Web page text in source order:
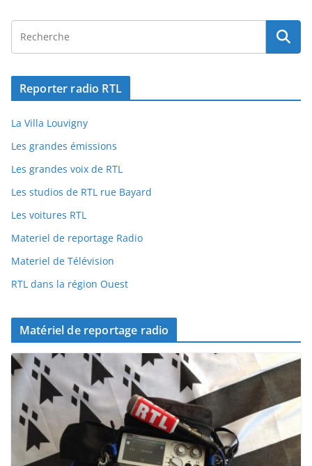
Reporter radio RTL
La Villa Louvigny
Les grandes émissions
Les grandes voix de RTL
Les studios de RTL rue Bayard
Les voitures RTL
Materiel de reportage Radio
Materiel de Télévision
RTL dans la région Ouest
Matériel de reportage radio